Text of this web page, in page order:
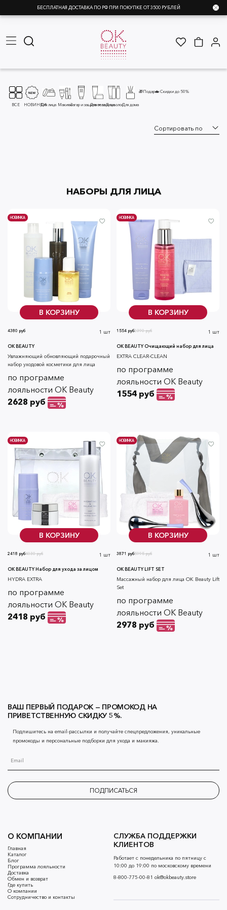
БЕСПЛАТНАЯ ДОСТАВКА ПО РФ ПРИ ПОКУПКЕ ОТ 3500 РУБЛЕЙ
ВСЕ НОВИНКИДля лица МакияжЗагар и защита от солнца
Для телаДля волосДля дома
🎁Подарки🔥 Скидки до 50%
НАБОРЫ ДЛЯ ЛИЦА
В КОРЗИНУ
НОВИНКА
4380 руб 1 шт
OK BEAUTY
Увлажняющий обновляющий подарочный
набор уходовой косметики для лица
по программе
лояльности OK Beauty
2628 руб
В КОРЗИНУ
НОВИНКА
2390 руб
1554 руб 1 шт
OK BEAUTY Очищающий набор для лица
EXTRA CLEAR-CLEAN
по программе
лояльности OK Beauty
1554 руб
В КОРЗИНУ
НОВИНКА
4030 руб
2418 руб 1 шт
OK BEAUTY Набор для ухода за лицом
HYDRA EXTRA
по программе
лояльности OK Beauty
2418 руб
В КОРЗИНУ
НОВИНКА
5995 руб
3871 руб 1 шт
OK BEAUTY LIFT SET
Массажный набор для лица OK Beauty Lift
Set
по программе
лояльности OK Beauty
2978 руб
О КОМПАНИИ
Главная
Каталог
Блог
Программа лояльности
Доставка
Обмен и возврат
Где купить
О компании
Сотрудничество и контакты
СЛУЖБА ПОДДЕРЖКИ
КЛИЕНТОВ
Работает с понедельника по пятницу с
10:00 до 19:00 по московскому времени
8-800-775-00-81 ok@okbeauty.store
ВАШ ПЕРВЫЙ ПОДАРОК — ПРОМОКОД НА
ПРИВЕТСТВЕННУЮ СКИДКУ 5%.
Подпишитесь на email-рассылки и получайте спецпредложения, уникальные
промокоды и персональные подборки для ухода и макияжа.
ПОДПИСАТЬСЯ